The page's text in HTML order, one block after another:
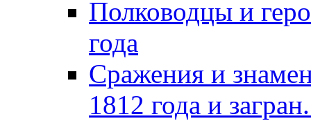
Полководцы и
года
Сражения и
1812 года и